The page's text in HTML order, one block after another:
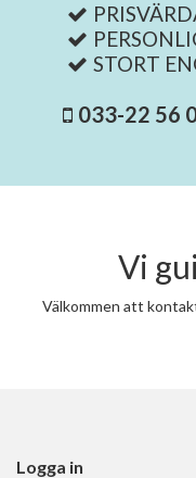
STORT
033-22 56
Vi
Välkommen att
Logga in